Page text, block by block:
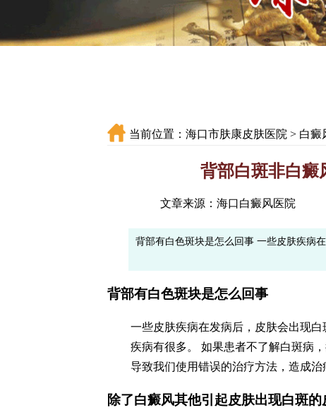
当前位置： 海口市肤康皮肤医院 > 白癜
背部白斑非白癜
文章来源：海口白癜风医院
背部有白色斑块是怎么回事 一些皮肤疾病
背部有白色斑块是怎么回事
一些皮肤疾病在发病后，皮肤会出现
疾病有很多。 如果患者不了解白斑病
导致我们使用错误的治疗方法，造成治
除了白癜风其他引起皮肤出现白斑的